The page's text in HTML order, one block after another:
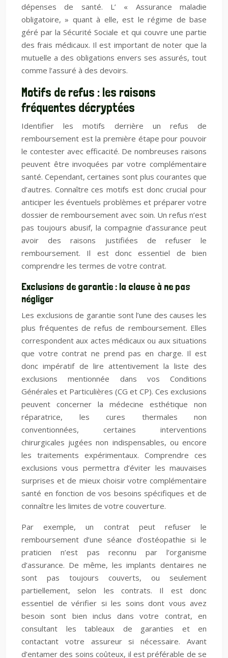
dépenses de santé. L’ « Assurance maladie
obligatoire, » quant à elle, est le régime de base
géré par la Sécurité Sociale et qui couvre une partie
des frais médicaux. Il est important de noter que la
mutuelle a des obligations envers ses assurés, tout
comme l’assuré à des devoirs.
Motifs de refus : les raisons
fréquentes décryptées
Identifier les motifs derrière un refus de
remboursement est la première étape pour pouvoir
le contester avec efficacité. De nombreuses raisons
peuvent être invoquées par votre complémentaire
santé. Cependant, certaines sont plus courantes que
d’autres. Connaître ces motifs est donc crucial pour
anticiper les éventuels problèmes et préparer votre
dossier de remboursement avec soin. Un refus n’est
pas toujours abusif, la compagnie d’assurance peut
avoir des raisons justifiées de refuser le
remboursement. Il est donc essentiel de bien
comprendre les termes de votre contrat.
Exclusions de garantie : la clause à ne pas
négliger
Les exclusions de garantie sont l’une des causes les
plus fréquentes de refus de remboursement. Elles
correspondent aux actes médicaux ou aux situations
que votre contrat ne prend pas en charge. Il est
donc impératif de lire attentivement la liste des
exclusions mentionnée dans vos Conditions
Générales et Particulières (CG et CP). Ces exclusions
peuvent concerner la médecine esthétique non
réparatrice, les cures thermales non
conventionnées, certaines interventions
chirurgicales jugées non indispensables, ou encore
les traitements expérimentaux. Comprendre ces
exclusions vous permettra d’éviter les mauvaises
surprises et de mieux choisir votre complémentaire
santé en fonction de vos besoins spécifiques et de
connaître les limites de votre couverture.
Par exemple, un contrat peut refuser le
remboursement d’une séance d’ostéopathie si le
praticien n’est pas reconnu par l’organisme
d’assurance. De même, les implants dentaires ne
sont pas toujours couverts, ou seulement
partiellement, selon les contrats. Il est donc
essentiel de vérifier si les soins dont vous avez
besoin sont bien inclus dans votre contrat, en
consultant les tableaux de garanties et en
contactant votre assureur si nécessaire. Avant
d’entamer des soins coûteux, il est préférable de se